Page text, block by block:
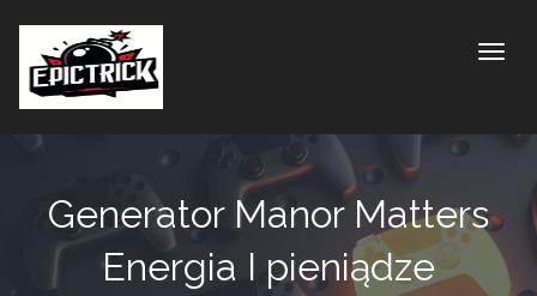
Generator Manor Matters
Energia I pieniądze